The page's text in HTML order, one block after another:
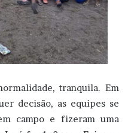
tranquila. Em
decisão, as equipes se
campo e fizeram uma